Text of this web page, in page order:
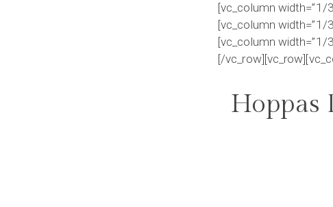
[vc_column width=”1/
[vc_column width=”1/
[vc_column width=”1/
[/
Hoppas